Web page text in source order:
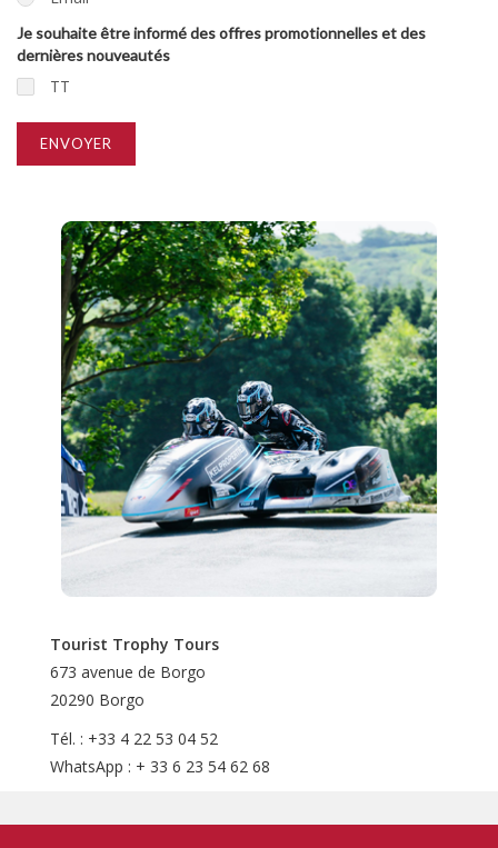
Je souhaite être informé des offres promotionnelles et des
dernières nouveautés
TT
ENVOYER
Tourist Trophy Tours
673 avenue de Borgo
20290 Borgo
Tél. : +33 4 22 53 04 52
WhatsApp : + 33 6 23 54 62 68